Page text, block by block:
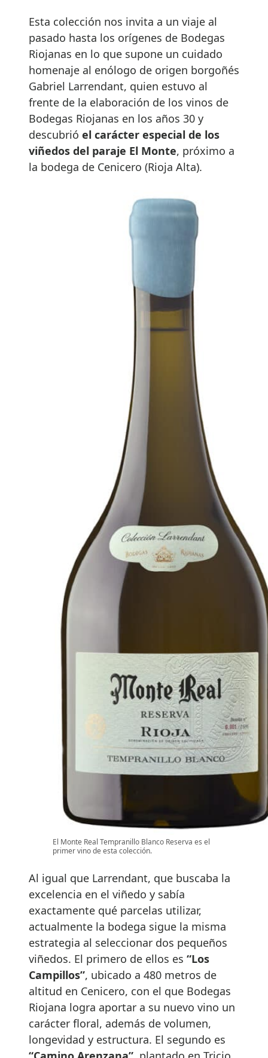
Esta colección nos invita a un viaje al
pasado hasta los orígenes de Bodegas
Riojanas en lo que supone un cuidado
homenaje al enólogo de origen borgoñés
Gabriel Larrendant, quien estuvo al
frente de la elaboración de los vinos de
Bodegas Riojanas en los años 30 y
descubrió el carácter especial de los
viñedos del paraje El Monte, próximo a
la bodega de Cenicero (Rioja Alta).
El Monte Real Tempranillo Blanco Reserva es el
primer vino de esta colección.
Al igual que Larrendant, que buscaba la
excelencia en el viñedo y sabía
exactamente qué parcelas utilizar,
actualmente la bodega sigue la misma
estrategia al seleccionar dos pequeños
viñedos. El primero de ellos es “Los
Campillos”, ubicado a 480 metros de
altitud en Cenicero, con el que Bodegas
Riojana logra aportar a su nuevo vino un
carácter floral, además de volumen,
longevidad y estructura. El segundo es